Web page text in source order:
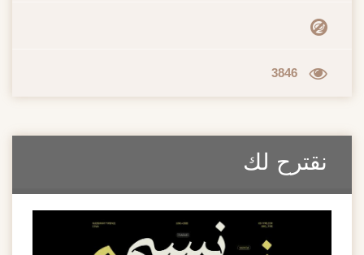
3846
نقترح لك